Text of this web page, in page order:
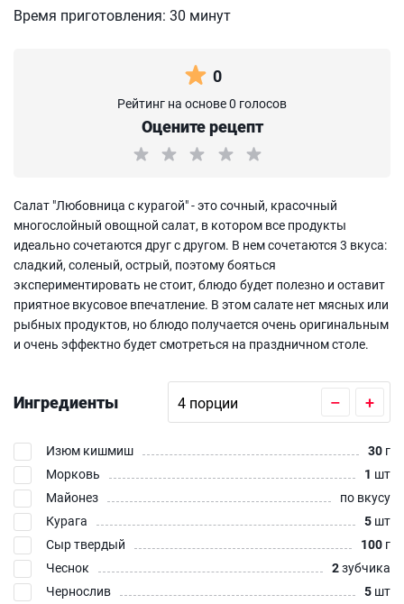
Время приготовления: 30 минут
0
Рейтинг на основе 0 голосов
Оцените рецепт
Салат "Любовница с курагой" - это сочный, красочный
многослойный овощной салат, в котором все продукты
идеально сочетаются друг с другом. В нем сочетаются 3 вкуса:
сладкий, соленый, острый, поэтому бояться
экспериментировать не стоит, блюдо будет полезно и оставит
приятное вкусовое впечатление. В этом салате нет мясных или
рыбных продуктов, но блюдо получается очень оригинальным
и очень эффектно будет смотреться на праздничном столе.
Ингредиенты – +
Изюм кишмиш 30 г
Морковь
1 шт
Майонез
по вкусу
Курага
5 шт
Сыр твердый
100 г
Чеснок
2зубчика
Чернослив
5 шт